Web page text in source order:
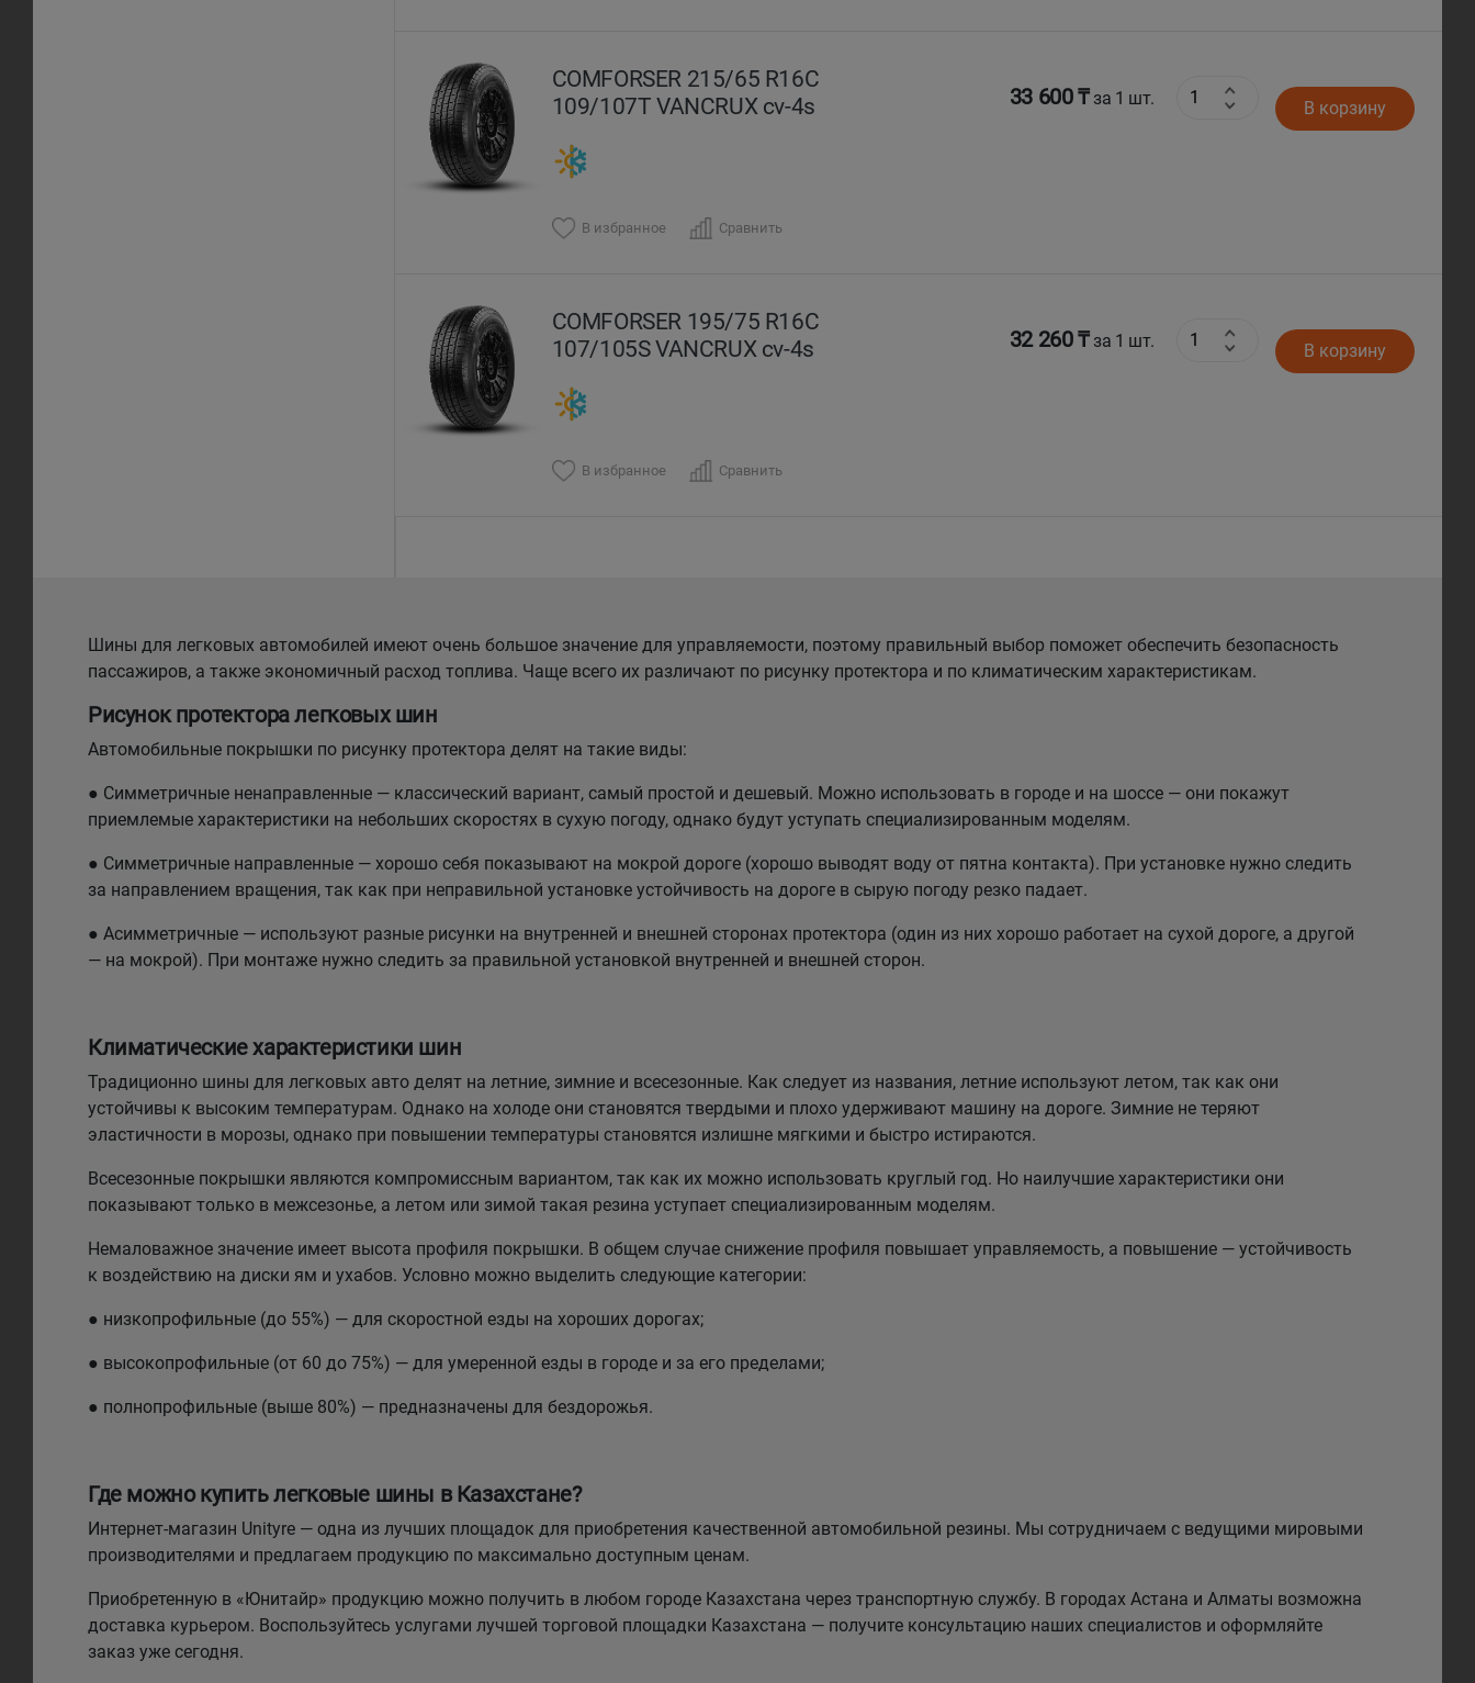
COMFORSER 215/65 R16C
109/107T VANCRUX cv-4s
33 600 ₸за 1 шт. В корзину
В избранное Сравнить
COMFORSER 195/75 R16C
107/105S VANCRUX cv-4s
32 260 ₸за 1 шт. В корзину
В избранное Сравнить
Шины для легковых автомобилей имеют очень большое значение для управляемости, поэтому правильный выбор поможет обеспечить безопасность
пассажиров, а также экономичный расход топлива. Чаще всего их различают по рисунку протектора и по климатическим характеристикам.
Рисунок протектора легковых шин
Автомобильные покрышки по рисунку протектора делят на такие виды:
● Симметричные ненаправленные — классический вариант, самый простой и дешевый. Можно использовать в городе и на шоссе — они покажут
приемлемые характеристики на небольших скоростях в сухую погоду, однако будут уступать специализированным моделям.
● Симметричные направленные — хорошо себя показывают на мокрой дороге (хорошо выводят воду от пятна контакта). При установке нужно следить
за направлением вращения, так как при неправильной установке устойчивость на дороге в сырую погоду резко падает.
● Асимметричные — используют разные рисунки на внутренней и внешней сторонах протектора (один из них хорошо работает на сухой дороге, а другой
— на мокрой). При монтаже нужно следить за правильной установкой внутренней и внешней сторон.
Климатические характеристики шин
Традиционно шины для легковых авто делят на летние, зимние и всесезонные. Как следует из названия, летние используют летом, так как они
устойчивы к высоким температурам. Однако на холоде они становятся твердыми и плохо удерживают машину на дороге. Зимние не теряют
эластичности в морозы, однако при повышении температуры становятся излишне мягкими и быстро истираются.
Всесезонные покрышки являются компромиссным вариантом, так как их можно использовать круглый год. Но наилучшие характеристики они
показывают только в межсезонье, а летом или зимой такая резина уступает специализированным моделям.
Немаловажное значение имеет высота профиля покрышки. В общем случае снижение профиля повышает управляемость, а повышение — устойчивость
к воздействию на диски ям и ухабов. Условно можно выделить следующие категории:
● низкопрофильные (до 55%) — для скоростной езды на хороших дорогах;
● высокопрофильные (от 60 до 75%) — для умеренной езды в городе и за его пределами;
● полнопрофильные (выше 80%) — предназначены для бездорожья.
Где можно купить легковые шины в Казахстане?
Интернет-магазин Unityre — одна из лучших площадок для приобретения качественной автомобильной резины. Мы сотрудничаем с ведущими мировыми
производителями и предлагаем продукцию по максимально доступным ценам.
Приобретенную в «Юнитайр» продукцию можно получить в любом городе Казахстана через транспортную службу. В городах Астана и Алматы возможна
доставка курьером. Воспользуйтесь услугами лучшей торговой площадки Казахстана — получите консультацию наших специалистов и оформляйте
заказ уже сегодня.